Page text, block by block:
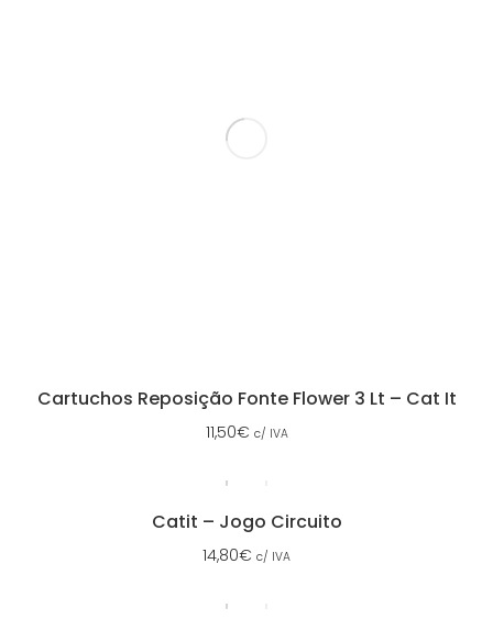
Cartuchos Reposição Fonte Flower 3 Lt – Cat It
11,50€ c/ IVA
Catit – Jogo Circuito
14,80€ c/ IVA